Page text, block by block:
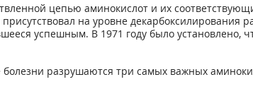
цепью аминокислот и их
на уровне декарбоксилирования
успешным. В 1971 году было установлено,
разрушаются три самых важных